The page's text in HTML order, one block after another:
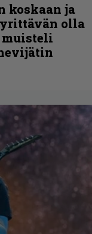
koskaan ja
olla
muisteli